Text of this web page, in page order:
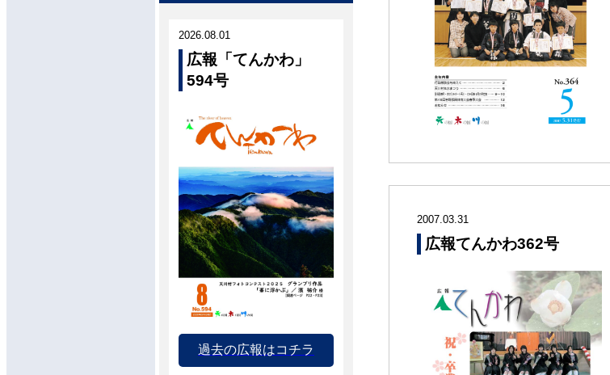
2026.08.01
広報「てんかわ」
594号
過去の広報はコチラ
2007.03.31
広報てんかわ362号